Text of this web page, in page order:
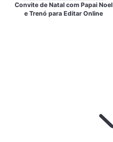
Convite de Natal com Papai Noel
e Trenó para Editar Online